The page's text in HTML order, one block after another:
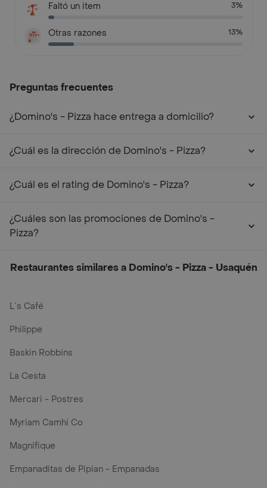
Faltó un item 3%
Otras razones 13%
Preguntas frecuentes
¿Domino's - Pizza hace entrega a domicilio?
¿Cuál es la dirección de Domino's - Pizza?
¿Cuál es el rating de Domino's - Pizza?
¿Cuáles son las promociones de Domino's -
Pizza?
Restaurantes similares a Domino's - Pizza - Usaquén
L´s Café
Philippe
Baskin Robbins
La Cesta
Mercari - Postres
Myriam Camhi Co
Magnifique
Empanaditas de Pipian - Empanadas